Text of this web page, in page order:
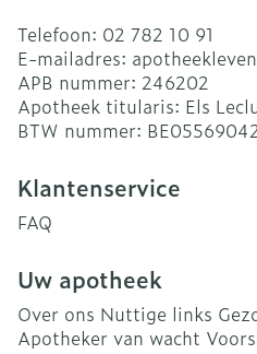
Telefoon: 02 782 10 91
E-mailadres:
APB nummer: 246202
Apotheek titularis: Els
BTW nummer:
Klantenservice
FAQ
Uw apotheek
Over ons Nuttige links
Apotheker van wacht